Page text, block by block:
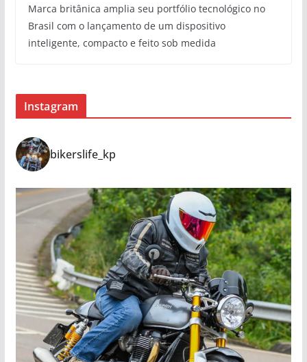
Marca britânica amplia seu portfólio tecnológico no
Brasil com o lançamento de um dispositivo
inteligente, compacto e feito sob medida
Instagram
bikerslife_kp